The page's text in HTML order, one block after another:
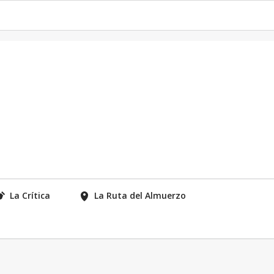
La Crítica La Ruta del Almuerzo